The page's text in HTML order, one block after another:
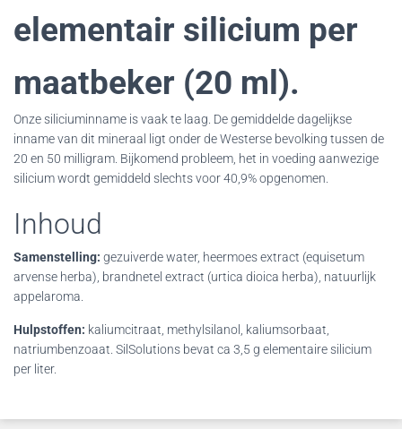
elementair silicium per
maatbeker (20 ml).
Onze siliciuminname is vaak te laag. De gemiddelde dagelijkse
inname van dit mineraal ligt onder de Westerse bevolking tussen de
20 en 50 milligram. Bijkomend probleem, het in voeding aanwezige
silicium wordt gemiddeld slechts voor 40,9% opgenomen.
Inhoud
Samenstelling: gezuiverde water, heermoes extract (equisetum
arvense herba), brandnetel extract (urtica dioica herba), natuurlijk
appelaroma.
Hulpstoffen: kaliumcitraat, methylsilanol, kaliumsorbaat,
natriumbenzoaat. SilSolutions bevat ca 3,5 g elementaire silicium
per liter.